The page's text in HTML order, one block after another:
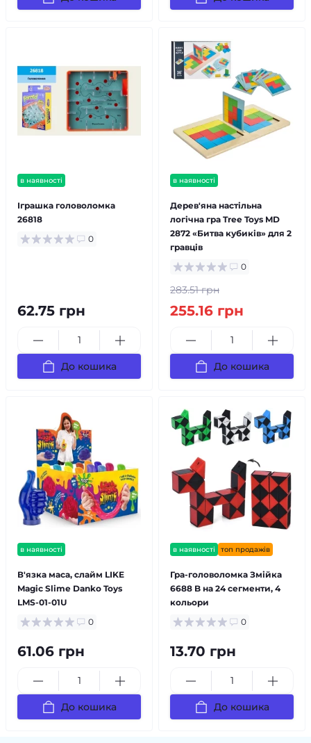
в наявності
Іграшка головоломка
26818
0
62.75 грн
До кошика
в наявності
Дерев'яна настільна
логічна гра Tree Toys MD
2872 «Битва кубиків» для 2
гравців
0
283.51 грн
255.16 грн
До кошика
в наявності
В'язка маса, слайм LIKE
Magic Slime Danko Toys
LMS-01-01U
0
61.06 грн
До кошика
в наявності топ продажів
Гра-головоломка Змійка
6688 B на 24 сегменти, 4
кольори
0
13.70 грн
До кошика